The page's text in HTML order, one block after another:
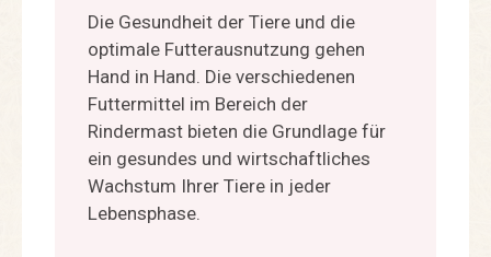
Die Gesundheit der Tiere und die
optimale Futterausnutzung gehen
Hand in Hand. Die verschiedenen
Futtermittel im Bereich der
Rindermast bieten die Grundlage für
ein gesundes und wirtschaftliches
Wachstum Ihrer Tiere in jeder
Lebensphase.